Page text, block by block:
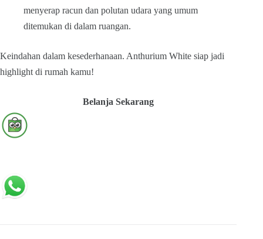
menyerap racun dan polutan udara yang umum
ditemukan di dalam ruangan.
Keindahan dalam kesederhanaan. Anthurium White siap jadi
highlight di rumah kamu!
Belanja Sekarang